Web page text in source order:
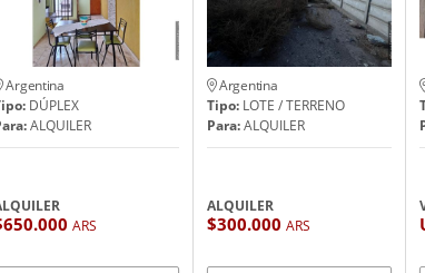
Argentina
DÚPLEX
ALQUILER
ARS
Argentina
Tipo:LOTE / TERRENO
Para:ALQUILER
ALQUILER
$300.000 ARS